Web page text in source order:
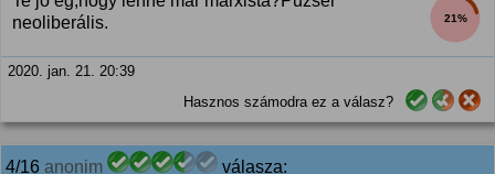
21%
neoliberális.
2020. jan. 21. 20:39
Hasznos számodra ez a válasz?
4/16 anonim válasza: